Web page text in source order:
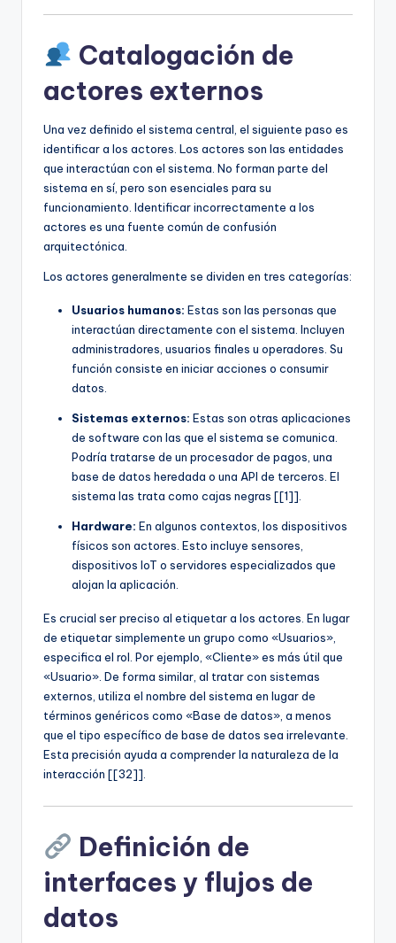
Catalogación de
actores externos
Una vez definido el sistema central, el siguiente paso es
identificar a los actores. Los actores son las entidades
que interactúan con el sistema. No forman parte del
sistema en sí, pero son esenciales para su
funcionamiento. Identificar incorrectamente a los
actores es una fuente común de confusión
arquitectónica.
Los actores generalmente se dividen en tres categorías:
Usuarios humanos: Estas son las personas que
interactúan directamente con el sistema. Incluyen
administradores, usuarios finales u operadores. Su
función consiste en iniciar acciones o consumir
datos.
Sistemas externos: Estas son otras aplicaciones
de software con las que el sistema se comunica.
Podría tratarse de un procesador de pagos, una
base de datos heredada o una API de terceros. El
sistema las trata como cajas negras [[1]].
Hardware: En algunos contextos, los dispositivos
físicos son actores. Esto incluye sensores,
dispositivos IoT o servidores especializados que
alojan la aplicación.
Es crucial ser preciso al etiquetar a los actores. En lugar
de etiquetar simplemente un grupo como «Usuarios»,
especifica el rol. Por ejemplo, «Cliente» es más útil que
«Usuario». De forma similar, al tratar con sistemas
externos, utiliza el nombre del sistema en lugar de
términos genéricos como «Base de datos», a menos
que el tipo específico de base de datos sea irrelevante.
Esta precisión ayuda a comprender la naturaleza de la
interacción [[32]].
Definición de
interfaces y flujos de
datos